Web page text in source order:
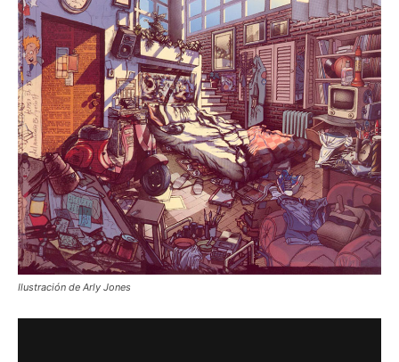
Ilustración de Arly Jones